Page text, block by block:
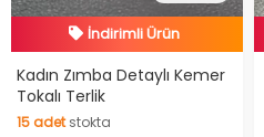
İndirimli Ürün
Hızlı Teslimat
İndirimli Ürün
Kadın Zımba Detaylı Kemer
Tokalı Terlik
15adetstokta